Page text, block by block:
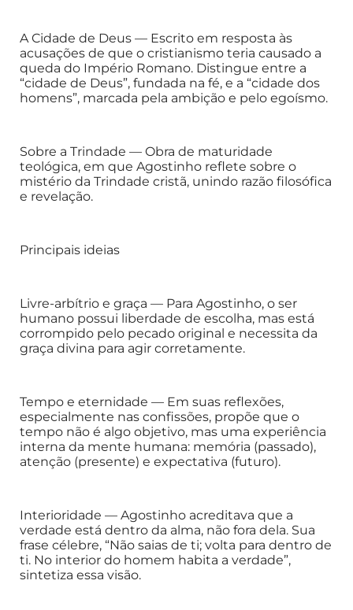
A Cidade de Deus — Escrito em resposta às
acusações de que o cristianismo teria causado a
queda do Império Romano. Distingue entre a
“cidade de Deus”, fundada na fé, e a “cidade dos
homens”, marcada pela ambição e pelo egoísmo.
Sobre a Trindade — Obra de maturidade
teológica, em que Agostinho reflete sobre o
mistério da Trindade cristã, unindo razão filosófica
e revelação.
Principais ideias
Livre-arbítrio e graça — Para Agostinho, o ser
humano possui liberdade de escolha, mas está
corrompido pelo pecado original e necessita da
graça divina para agir corretamente.
Tempo e eternidade — Em suas reflexões,
especialmente nas confissões, propõe que o
tempo não é algo objetivo, mas uma experiência
interna da mente humana: memória (passado),
atenção (presente) e expectativa (futuro).
Interioridade — Agostinho acreditava que a
verdade está dentro da alma, não fora dela. Sua
frase célebre, “Não saias de ti; volta para dentro de
ti. No interior do homem habita a verdade”,
sintetiza essa visão.